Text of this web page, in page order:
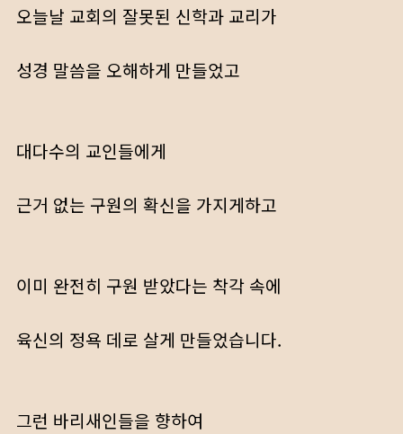
오늘날 교회의 잘못된 신학과 교리가
성경 말씀을 오해하게 만들었고
대다수의 교인들에게
근거 없는 구원의 확신을 가지게하고
이미 완전히 구원 받았다는 착각 속에
육신의 정욕 데로 살게 만들었습니다.
그런 바리새인들을 향하여